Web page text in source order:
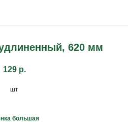
620 мм
129 р.
шт
большая